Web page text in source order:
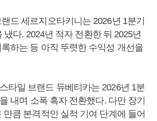
드 세르지오타키니는 2026년 1분기
냈다. 2024년 적자 전환한 뒤 2025년
하는 등 아직 뚜렷한 수익성 개선을
타일 브랜드 듀베티카는 2026년 1분
내며 소폭 흑자 전환했다. 다만 장기
만큼 본격적인 실적 기여 단계에 들어